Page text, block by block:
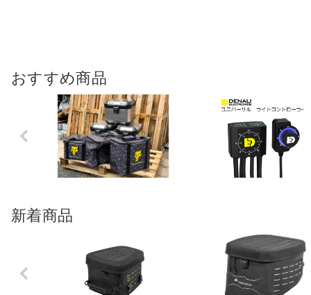
おすすめ商品
Previo
us
新着商品
Previo
us